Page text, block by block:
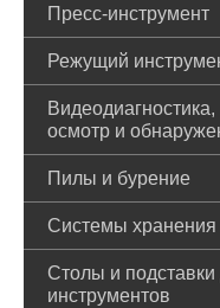
Пресс-инструмент
Режущий
Видеодиагностика,
осмотр и
Пилы и бурение
Системы хранения
Столы и подставки
инструментов